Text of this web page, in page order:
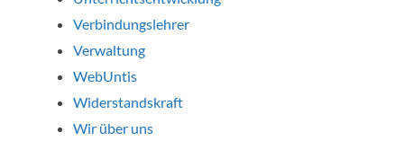
Verbindungslehrer
Verwaltung
WebUntis
Widerstandskraft
Wir über uns